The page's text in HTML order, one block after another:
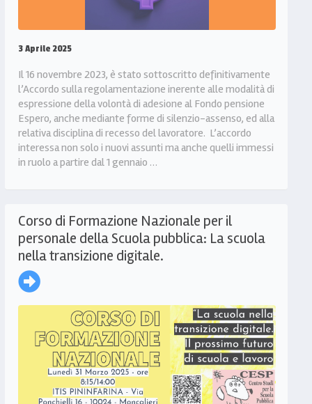
3 Aprile 2025
Il 16 novembre 2023, è stato sottoscritto definitivamente
l’Accordo sulla regolamentazione inerente alle modalità di
espressione della volontà di adesione al Fondo pensione
Espero, anche mediante forme di silenzio-assenso, ed alla
relativa disciplina di recesso del lavoratore. L’accordo
interessa non solo i nuovi assunti ma anche quelli immessi
in ruolo a partire dal 1 gennaio …
Corso di Formazione Nazionale per il
personale della Scuola pubblica: La scuola
nella transizione digitale.